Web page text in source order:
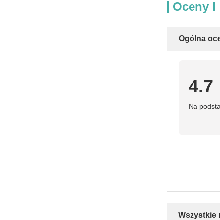
Oceny I
Ogólna
4.7
Na
Wszystkie